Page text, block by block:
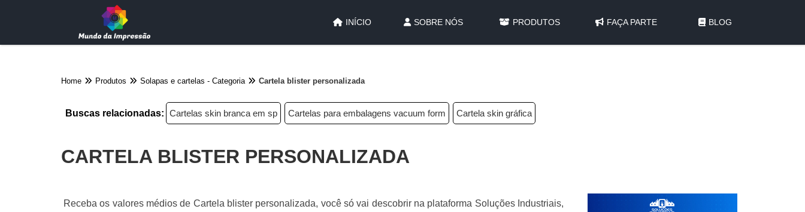
INÍCIO SOBRE NÓS PRODUTOS FAÇA PARTE BLOG
Home Produtos Solapas e cartelas - Categoria Cartela blister personalizada
Buscas relacionadas: Cartelas skin branca em sp Cartelas para embalagens vacuum form Cartela skin gráfica
CARTELA BLISTER PERSONALIZADA
Receba os valores médios de Cartela blister personalizada, você só vai descobrir na plataforma Soluções Industriais,